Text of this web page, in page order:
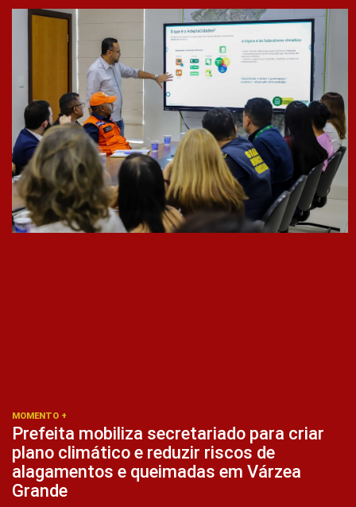
MOMENTO +
Prefeita mobiliza secretariado para criar
plano climático e reduzir riscos de
alagamentos e queimadas em Várzea
Grande